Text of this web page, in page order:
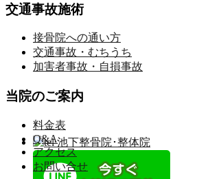
交通事故施術
接骨院への通い方
交通事故・むちうち
加害者事故・自損事故
当院のご案内
料金表
Q&A
アクセス
お問い合せ